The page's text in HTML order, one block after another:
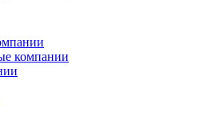
компании